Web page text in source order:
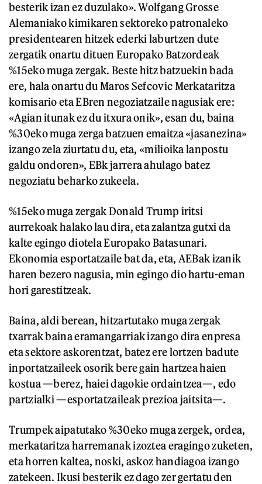
besterik izan ez duzulako». Wolfgang Grosse
Alemaniako kimikaren sektoreko patronaleko
presidentearen hitzek ederki laburtzen dute
zergatik onartu dituen Europako Batzordeak
%15eko muga zergak. Beste hitz batzuekin bada
ere, hala onartu du Maros Sefcovic Merkataritza
komisario eta EBren negoziatzaile nagusiak ere:
«Agian itunak ez du itxura onik», esan du, baina
%30eko muga zerga batzuen emaitza «jasanezina»
izango zela ziurtatu du, eta, «milioika lanpostu
galdu ondoren», EBk jarrera ahulago batez
negoziatu beharko zukeela.
%15eko muga zergak Donald Trump iritsi
aurrekoak halako lau dira, eta zalantza gutxi da
kalte egingo diotela Europako Batasunari.
Ekonomia esportatzaile bat da, eta, AEBak izanik
haren bezero nagusia, min egingo dio hartu-eman
hori garestitzeak.
Baina, aldi berean, hitzartutako muga zergak
txarrak baina eramangarriak izango dira enpresa
eta sektore askorentzat, batez ere lortzen badute
inportatzaileek osorik bere gain hartzea haien
kostua —berez, haiei dagokie ordaintzea—, edo
partzialki —esportatzaileak prezioa jaitsita—.
Trumpek aipatutako %30eko muga zergek, ordea,
merkataritza harremanak izoztea eragingo zuketen,
eta horren kaltea, noski, askoz handiagoa izango
zatekeen. Ikusi besterik ez dago zer gertatu den